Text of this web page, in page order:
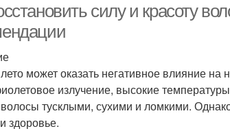
силу и красоту
может оказать негативное влияние
излучение, высокие
волосы тусклыми, сухими и ломкими.
здоровье.